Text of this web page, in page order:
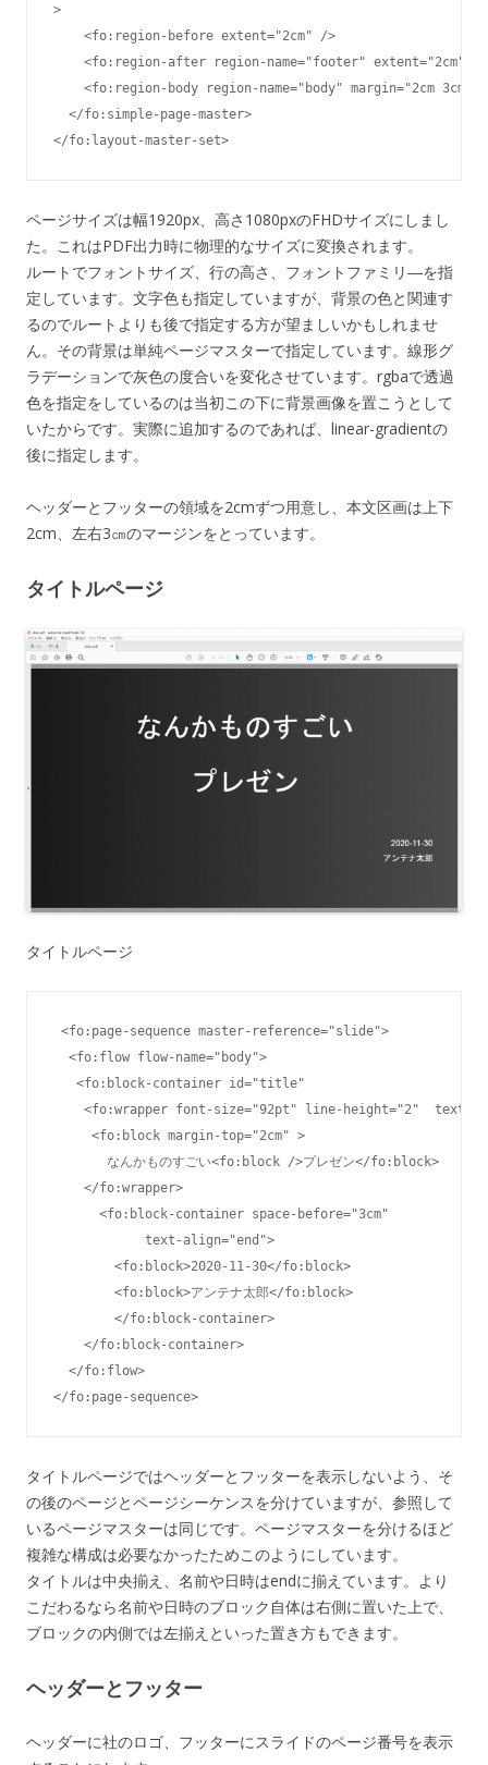
>
<fo:region-before extent="2cm" />
<fo:region-after region-name="footer" extent="2cm"/>
<fo:region-body region-name="body" margin="2cm 3cm"
</fo:simple-page-master>
ページサイズは幅1920px、高さ1080pxのFHDサイズにしまし
た。これはPDF出力時に物理的なサイズに変換されます。
ルートでフォントサイズ、行の高さ、フォントファミリ―を指
定しています。文字色も指定していますが、背景の色と関連す
るのでルートよりも後で指定する方が望ましいかもしれませ
ん。その背景は単純ページマスターで指定しています。線形グ
ラデーションで灰色の度合いを変化させています。rgbaで透過
色を指定をしているのは当初この下に背景画像を置こうとして
いたからです。実際に追加するのであれば、linear-gradientの
後に指定します。
ヘッダーとフッターの領域を2cmずつ用意し、本文区画は上下
2cm、左右3㎝のマージンをとっています。
タイトルページ
タイトルページ
<fo:page-sequence master-reference="slide">
  <fo:flow flow-name="body">
   <fo:block-container id="title"
<fo:wrapper font-size="92pt" line-height="2"
     <fo:block margin-top="2cm" >
       なんかものすごい<fo:block />プレゼン</fo:block>
    </fo:wrapper>
      <fo:block-container space-before="3cm"
            text-align="end">
        <fo:block>2020-11-30</fo:block>
        <fo:block>アンテナ太郎</fo:block>
        </fo:block-container>
    </fo:block-container>
  </fo:flow>
タイトルページではヘッダーとフッターを表示しないよう、そ
の後のページとページシーケンスを分けていますが、参照して
いるページマスターは同じです。ページマスターを分けるほど
複雑な構成は必要なかったためこのようにしています。
タイトルは中央揃え、名前や日時はendに揃えています。より
こだわるなら名前や日時のブロック自体は右側に置いた上で、
ブロックの内側では左揃えといった置き方もできます。
ヘッダーとフッター
ヘッダーに社のロゴ、フッターにスライドのページ番号を表示